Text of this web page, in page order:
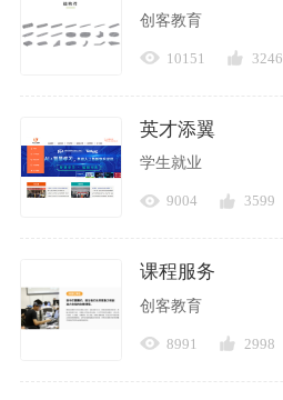
创客教育
10151 3246
英才添翼
学生就业
9004 3599
课程服务
创客教育
8991 2998